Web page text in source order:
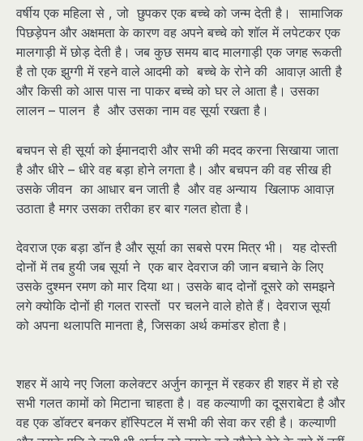
वर्षीय एक महिला से , जो छुपकर एक बच्चे को जन्म देती है। सामाजिक
पिछड़ेपन और अक्षमता के कारण वह अपने बच्चे को शॉल में लपेटकर एक
मालगाड़ी में छोड़ देती है। जब कुछ समय बाद मालगाड़ी एक जगह रूकती
है तो एक झुग्गी में रहने वाले आदमी को बच्चे के रोने की आवाज़ आती है
और किसी को आस पास ना पाकर बच्चे को घर ले आता है। उसका
लालन – पालन है और उसका नाम वह सूर्या रखता है।
बचपन से ही सूर्या को ईमानदारी और सभी की मदद करना सिखाया जाता
है और धीरे – धीरे वह बड़ा होने लगता है। और बचपन की वह सीख ही
उसके जीवन का आधार बन जाती है और वह अन्याय खिलाफ आवाज़
उठाता है मगर उसका तरीका हर बार गलत होता है।
देवराज एक बड़ा डॉन है और सूर्या का सबसे परम मित्र भी। यह दोस्ती
दोनों में तब हुयी जब सूर्या ने एक बार देवराज की जान बचाने के लिए
उसके दुश्मन रमण को मार दिया था। उसके बाद दोनों दूसरे को समझने
लगे क्योकि दोनों ही गलत रास्तों पर चलने वाले होते हैं। देवराज सूर्या
को अपना थलापति मानता है, जिसका अर्थ कमांडर होता है।
शहर में आये नए जिला कलेक्टर अर्जुन कानून में रहकर ही शहर में हो रहे
सभी गलत कामों को मिटाना चाहता है। वह कल्याणी का दूसराबेटा है और
वह एक डॉक्टर बनकर हॉस्पिटल में सभी की सेवा कर रही है। कल्याणी